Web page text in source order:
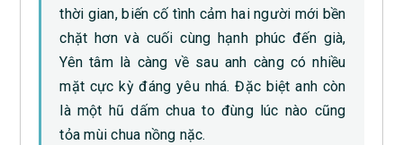
thời gian, biến cố tình cảm hai người mới bền
chặt hơn và cuối cùng hạnh phúc đến già,
Yên tâm là càng về sau anh càng có nhiều
mặt cực kỳ đáng yêu nhá. Đặc biệt anh còn
là một hũ dấm chua to đùng lúc nào cũng
tỏa mùi chua nồng nặc.